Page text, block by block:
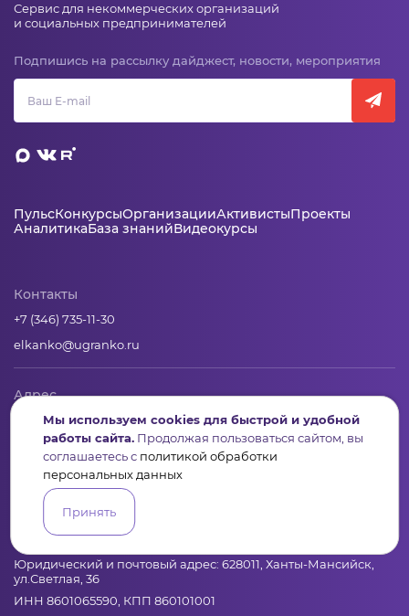
Сервис для некоммерческих организаций
и социальных предпринимателей
Подпишись на рассылку дайджест, новости, мероприятия
ПульсКонкурсыОрганизацииАктивистыПроекты
АналитикаБаза знанийВидеокурсы
Контакты
+7 (346) 735-11-30
elkanko@ugranko.ru
Адрес
628011, Россия, Ханты-Мансийский автономный округ – Югра,
г. Ханты-Мансийск, ул. Светлая 36
Юридическая информация
Региональный грантооператор Фонд «Центр гражданских и
Юридический и почтовый адрес: 628011, Ханты-Мансийск,
ул.Светлая, 36
ИНН 8601065590, КПП 860101001
Мы используем cookies для быстрой и удобной
работы сайта. Продолжая пользоваться сайтом, вы
соглашаетесь с политикой обработки
персональных данных
Принять